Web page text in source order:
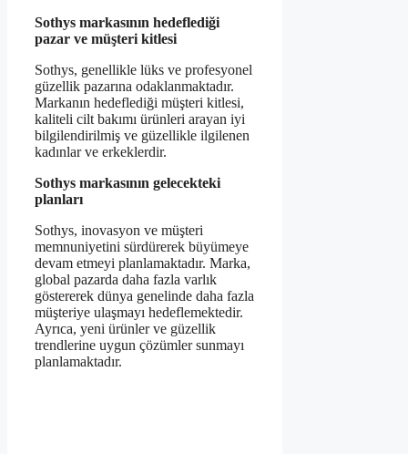
Sothys markasının hedeflediği
pazar ve müşteri kitlesi
Sothys, genellikle lüks ve profesyonel
güzellik pazarına odaklanmaktadır.
Markanın hedeflediği müşteri kitlesi,
kaliteli cilt bakımı ürünleri arayan iyi
bilgilendirilmiş ve güzellikle ilgilenen
kadınlar ve erkeklerdir.
Sothys markasının gelecekteki
planları
Sothys, inovasyon ve müşteri
memnuniyetini sürdürerek büyümeye
devam etmeyi planlamaktadır. Marka,
global pazarda daha fazla varlık
göstererek dünya genelinde daha fazla
müşteriye ulaşmayı hedeflemektedir.
Ayrıca, yeni ürünler ve güzellik
trendlerine uygun çözümler sunmayı
planlamaktadır.